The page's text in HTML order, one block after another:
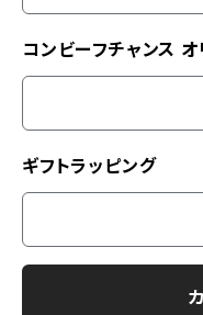
コンビーフチャンス
ギフトラッピング